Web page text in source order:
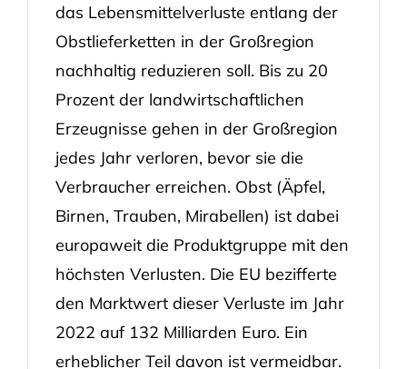
das Lebensmittelverluste entlang der
Obstlieferketten in der Großregion
nachhaltig reduzieren soll. Bis zu 20
Prozent der landwirtschaftlichen
Erzeugnisse gehen in der Großregion
jedes Jahr verloren, bevor sie die
Verbraucher erreichen. Obst (Äpfel,
Birnen, Trauben, Mirabellen) ist dabei
europaweit die Produktgruppe mit den
höchsten Verlusten. Die EU bezifferte
den Marktwert dieser Verluste im Jahr
2022 auf 132 Milliarden Euro. Ein
erheblicher Teil davon ist vermeidbar.